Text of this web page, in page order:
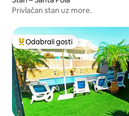
Privlačan stan uz more.
Među najviše rangiranima s
Odabrali gosti